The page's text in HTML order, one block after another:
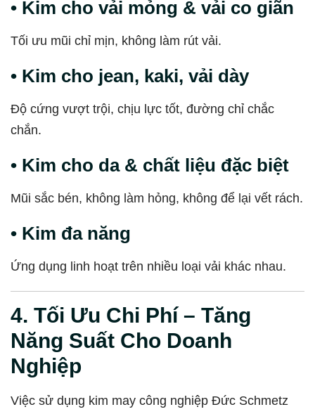
• Kim cho vải mỏng & vải co giãn
Tối ưu mũi chỉ mịn, không làm rút vải.
• Kim cho jean, kaki, vải dày
Độ cứng vượt trội, chịu lực tốt, đường chỉ chắc
chắn.
• Kim cho da & chất liệu đặc biệt
Mũi sắc bén, không làm hỏng, không để lại vết rách.
• Kim đa năng
Ứng dụng linh hoạt trên nhiều loại vải khác nhau.
4. Tối Ưu Chi Phí – Tăng
Năng Suất Cho Doanh
Nghiệp
Việc sử dụng kim may công nghiệp Đức Schmetz